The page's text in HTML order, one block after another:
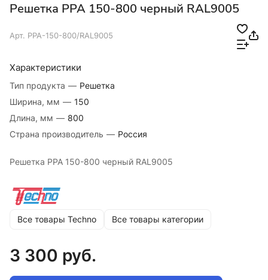
Решетка РРА 150-800 черный RAL9005
Арт. РРА-150-800/RAL9005
Характеристики
Тип продукта — Решетка
Ширина, мм — 150
Длина, мм — 800
Страна производитель — Россия
Решетка РРА 150-800 черный RAL9005
Все товары Techno Все товары категории
3 300 руб.